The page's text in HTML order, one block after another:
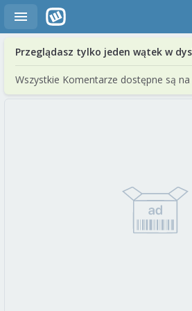
Przeglądasz tylko jeden wątek w
Wszystkie Komentarze dostępne są na